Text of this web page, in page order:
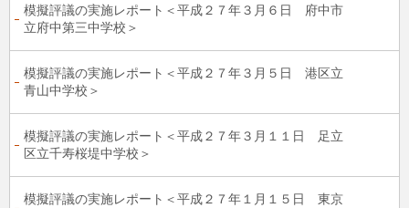
模擬評議の実施レポート＜平成２７年３月６日 府中市
立府中第三中学校＞
模擬評議の実施レポート＜平成２７年３月５日 港区立
青山中学校＞
模擬評議の実施レポート＜平成２７年３月１１日 足立
区立千寿桜堤中学校＞
模擬評議の実施レポート＜平成２７年１月１５日 東京